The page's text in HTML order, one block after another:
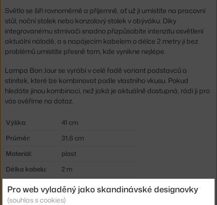
Světlo se šíří rovnoměrně a příjemně, ať už ji umístíte na pracovní
stůl, noční stolek nebo konzolový stolek v obýváku. Díky
integrovanému stmívači snadno přizpůsobíte intenzitu osvětlení
aktuální náladě, a s napájecím kabelem o délce 2 metry ji bez
problémů umístíte přesně tam, kde vynikne nejlépe.
Lampa Bon Jour se vyrábí v celé řadě variant podstavců a
stínítek, které lze kombinovat podle vlastního vkusu. Pokud
hledáte jinou kombinaci, než jaká je aktuálně dostupná, rádi ji pro
vás ověříme na dotaz.
Výška:
41 cm
Průměr:
31,6 cm
Materiál:
plast
Délka kabelu:
2 m
Krytí:
IP20
Barva:
bílá
Pro web vyladěný jako skandinávské designovky
(souhlas s cookies)